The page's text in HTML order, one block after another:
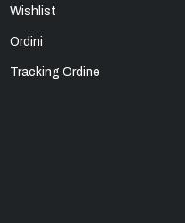
Wishlist
Ordini
Tracking Ordine